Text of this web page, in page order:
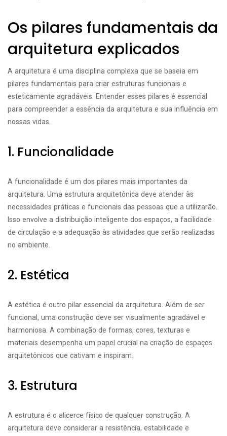
Os pilares fundamentais da
arquitetura explicados
A arquitetura é uma disciplina complexa que se baseia em
pilares fundamentais para criar estruturas funcionais e
esteticamente agradáveis. Entender esses pilares é essencial
para compreender a essência da arquitetura e sua influência em
nossas vidas.
1. Funcionalidade
A funcionalidade é um dos pilares mais importantes da
arquitetura. Uma estrutura arquitetônica deve atender às
necessidades práticas e funcionais das pessoas que a utilizarão.
Isso envolve a distribuição inteligente dos espaços, a facilidade
de circulação e a adequação às atividades que serão realizadas
no ambiente.
2. Estética
A estética é outro pilar essencial da arquitetura. Além de ser
funcional, uma construção deve ser visualmente agradável e
harmoniosa. A combinação de formas, cores, texturas e
materiais desempenha um papel crucial na criação de espaços
arquitetônicos que cativam e inspiram.
3. Estrutura
A estrutura é o alicerce físico de qualquer construção. A
arquitetura deve considerar a resistência, estabilidade e